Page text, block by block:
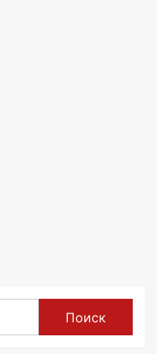
Поиск